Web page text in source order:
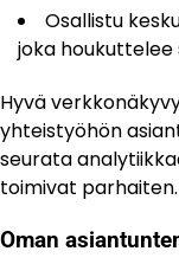
Osallistu
joka houkuttelee
Hyvä
yhteistyöhön
seurata
toimivat parhaiten.
Oman